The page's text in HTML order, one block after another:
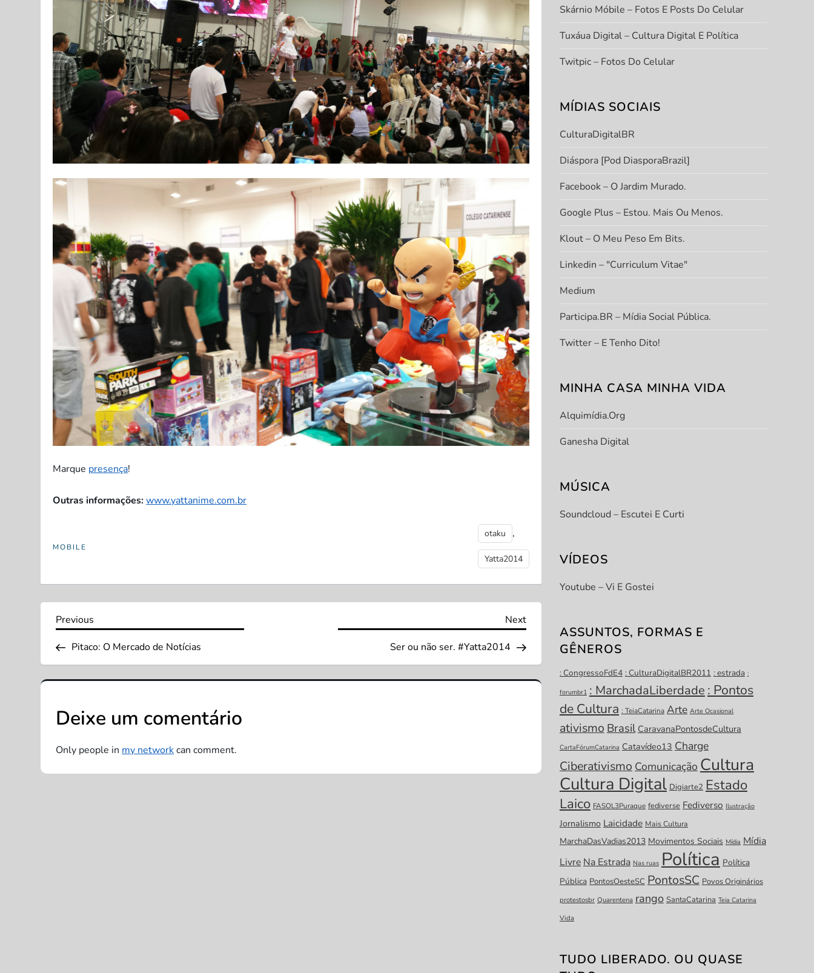
Marque presença!
Outras informações:www.yattanime.com.br
MOBILE
otaku ,
Yatta2014
N
a
v
e
g
a
Previous
Previous
Pitaco: O Mercado de Notícias
Next
Next
Ser ou não ser. #Yatta2014
Deixe um comentário
Only people in my networkcan comment.
Skárnio Móbile – Fotos E Posts Do Celular
Tuxáua Digital – Cultura Digital E Política
Twitpic – Fotos Do Celular
MÍDIAS SOCIAIS
CulturaDigitalBR
Diáspora [Pod DiasporaBrazil]
Facebook – O Jardim Murado.
Google Plus – Estou. Mais Ou Menos.
Klout – O Meu Peso Em Bits.
Linkedin – "Curriculum Vitae"
Medium
Participa.BR – Mídia Social Pública.
Twitter – E Tenho Dito!
MINHA CASA MINHA VIDA
Alquimídia.org
Ganesha Digital
MÚSICA
Soundcloud – Escutei E Curti
VÍDEOS
Youtube – Vi E Gostei
ASSUNTOS, FORMAS E
GÊNEROS
: CongressoFdE4 : CulturaDigitalBR2011 : estrada :
forumbr1 : MarchadaLiberdade : Pontos
de Cultura : TeiaCatarina Arte Arte Ocasional
ativismo Brasil CaravanaPontosdeCultura
CartaFórumCatarina Catavídeo13 Charge
Ciberativismo Comunicação Cultura
Cultura Digital Digiarte2 Estado
Laico FASOL3Puraque fediverse Fediverso Ilustração
Jornalismo Laicidade Mais Cultura
MarchaDasVadias2013 Movimentos Sociais Mídia Mídia
Livre Na Estrada Nas ruas Política Política
Pública PontosOesteSC PontosSC Povos Originários
protestosbr Quarentena rango SantaCatarina Teia Catarina
Vida
TUDO LIBERADO. OU QUASE